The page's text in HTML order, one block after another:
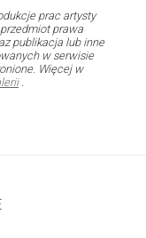
prac artysty
prawa
publikacja lub inne
w serwisie
Więcej w
.